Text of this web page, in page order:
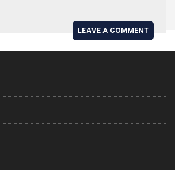
LEAVE A COMMENT